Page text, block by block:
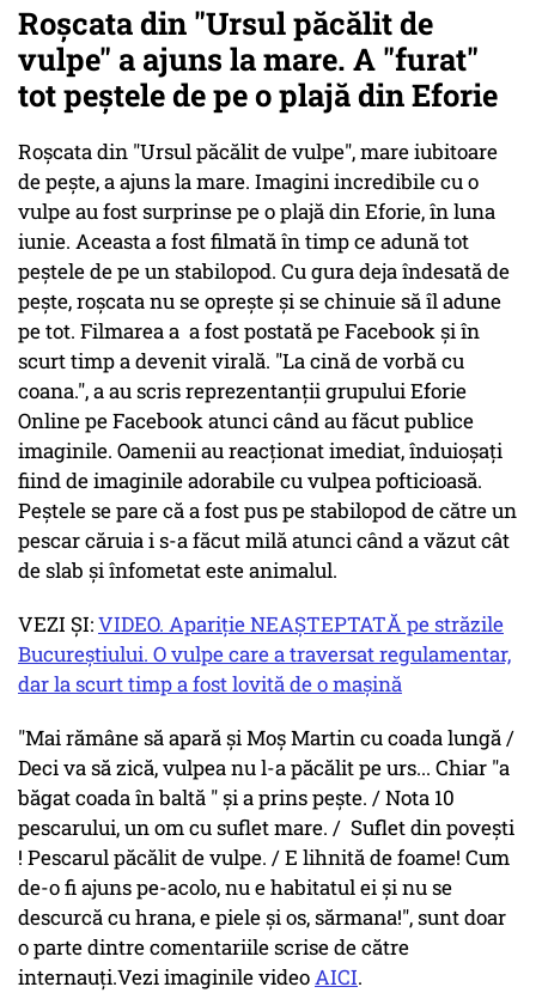
Roșcata din "Ursul păcălit de
vulpe" a ajuns la mare. A "furat"
tot peștele de pe o plajă din Eforie
Roșcata din "Ursul păcălit de vulpe", mare iubitoare
de pește, a ajuns la mare. Imagini incredibile cu o
vulpe au fost surprinse pe o plajă din Eforie, în luna
iunie. Aceasta a fost filmată în timp ce adună tot
peștele de pe un stabilopod. Cu gura deja îndesată de
pește, roșcata nu se oprește și se chinuie să îl adune
pe tot. Filmarea a a fost postată pe Facebook și în
scurt timp a devenit virală. "La cină de vorbă cu
coana.", a au scris reprezentanții grupului Eforie
Online pe Facebook atunci când au făcut publice
imaginile. Oamenii au reacționat imediat, înduioșați
fiind de imaginile adorabile cu vulpea pofticioasă.
Peștele se pare că a fost pus pe stabilopod de către un
pescar căruia i s-a făcut milă atunci când a văzut cât
de slab și înfometat este animalul.
VEZI ȘI:VIDEO. Apariție NEAȘTEPTATĂ pe străzile
Bucureștiului. O vulpe care a traversat regulamentar,
dar la scurt timp a fost lovită de o mașină
"Mai rămâne să apară și Moș Martin cu coada lungă /
Deci va să zică, vulpea nu l-a păcălit pe urs... Chiar "a
băgat coada în baltă " și a prins pește. / Nota 10
pescarului, un om cu suflet mare. / Suflet din povești
! Pescarul păcălit de vulpe. / E lihnită de foame! Cum
de-o fi ajuns pe-acolo, nu e habitatul ei și nu se
descurcă cu hrana, e piele și os, sărmana!", sunt doar
o parte dintre comentariile scrise de către
internauți.Vezi imaginile videoAICI.